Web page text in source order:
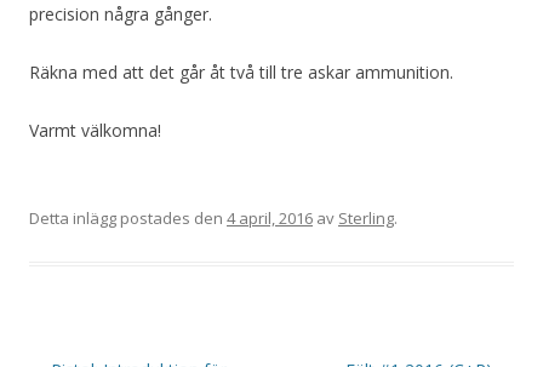
precision några gånger.
Räkna med att det går åt två till tre askar ammunition.
Varmt välkomna!
Detta inlägg postades den 4 april, 2016 av Sterling.